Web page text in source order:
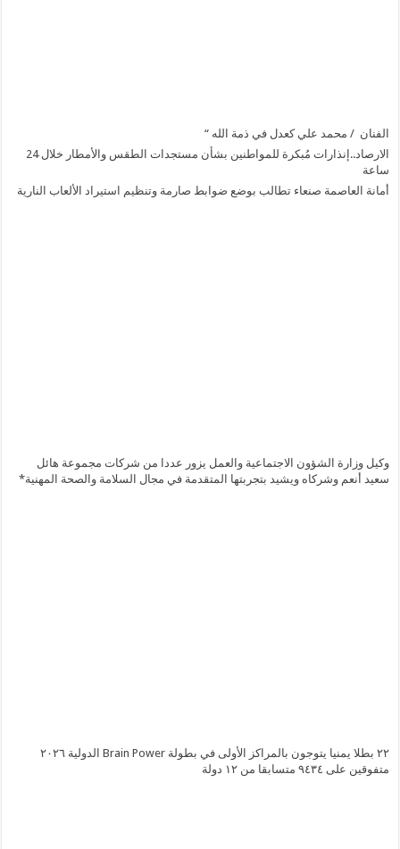
الفنان / محمد علي كعدل في ذمة الله “
الارصاد..إنذارات مُبكرة للمواطنين بشأن مستجدات الطقس والأمطار خلال 24
ساعة
أمانة العاصمة صنعاء تطالب بوضع ضوابط صارمة وتنظيم استيراد الألعاب النارية
وكيل وزارة الشؤون الاجتماعية والعمل يزور عددا من شركات مجموعة هائل
سعيد أنعم وشركاه ويشيد بتجربتها المتقدمة في مجال السلامة والصحة المهنية*
٢٢ بطلا يمنيا يتوجون بالمراكز الأولى في بطولة Brain Power الدولية ٢٠٢٦
متفوقين على ٩٤٣٤ متسابقا من ١٢ دولة